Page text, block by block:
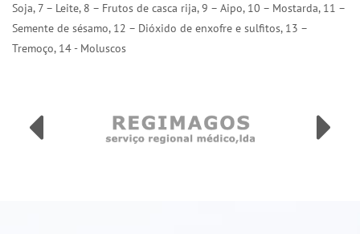
Soja, 7 – Leite, 8 – Frutos de casca rija, 9 – Aipo, 10 – Mostarda, 11 –
Semente de sésamo, 12 – Dióxido de enxofre e sulfitos, 13 –
Tremoço, 14 - Moluscos